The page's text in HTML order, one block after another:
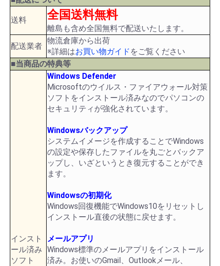
送料 全国送料無料
離島も含め全国無料で配送いたします。
配送業者
物流倉庫から出荷
※詳細はお買い物ガイド をご覧ください
■当商品の特典等
インスト
ール済み
ソフト
Windows Defender
Microsoftのウイルス・ファイアウォール対策
ソフトをインストール済みなのでパソコンの
セキュリティが強化されています。
Windowsバックアップ
システムイメージを作成することでWindows
の設定や保存したファイルを丸ごとバックア
ップし、いざというとき復元することができ
ます。
Windowsの初期化
Windows回復機能でWindows10をリセットし
インストール直後の状態に戻せます。
メールアプリ
Windows標準のメールアプリをインストール
済み。お使いのGmail、Outlookメール、